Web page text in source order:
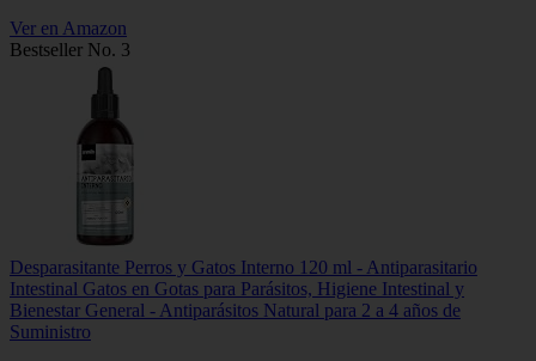
Ver en Amazon
Bestseller No. 3
Desparasitante Perros y Gatos Interno 120 ml - Antiparasitario
Intestinal Gatos en Gotas para Parásitos, Higiene Intestinal y
Bienestar General - Antiparásitos Natural para 2 a 4 años de
Suministro